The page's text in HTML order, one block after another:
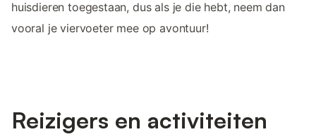
huisdieren toegestaan, dus als je die hebt, neem dan
vooral je viervoeter mee op avontuur!
Reizigers en activiteiten